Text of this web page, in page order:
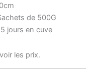
de 500G
jours en cuve
les prix.